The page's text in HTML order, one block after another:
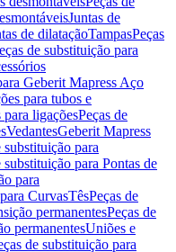
Juntas de
de dilataçãoTampasPeças
de substituição para
Geberit Mapress Aço
para tubos e
para ligaçõesPeças de
VedantesGeberit Mapress
substituição para
substituição para Pontas de
para
CurvasTêsPeças de
permanentesPeças de
permanentesUniões e
de substituição para